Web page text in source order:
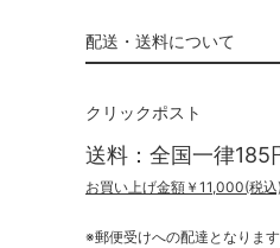
配送・送料について
クリックポスト
送料：全国一律185
お買い上げ金額￥11,000(税
※郵便受けへの配達となります